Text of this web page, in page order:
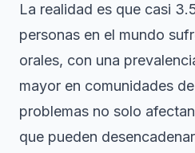
La realidad es que casi
personas en el mundo
orales, con una
mayor en comunidades
problemas no solo
que pueden